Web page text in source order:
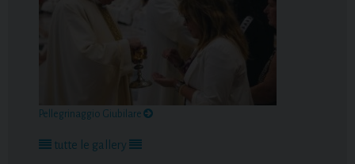
Pellegrinaggio Giubilare
tutte le gallery